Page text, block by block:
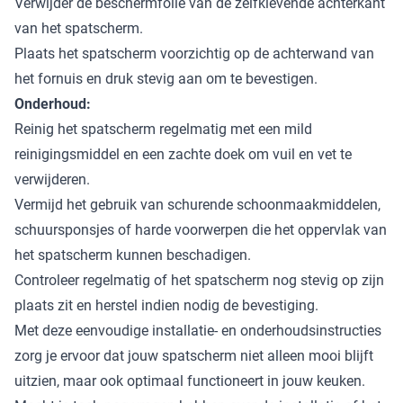
van het spatscherm.
Plaats het spatscherm voorzichtig op de achterwand van
het fornuis en druk stevig aan om te bevestigen.
Onderhoud:
Reinig het spatscherm regelmatig met een mild
reinigingsmiddel en een zachte doek om vuil en vet te
verwijderen.
Vermijd het gebruik van schurende schoonmaakmiddelen,
schuursponsjes of harde voorwerpen die het oppervlak van
het spatscherm kunnen beschadigen.
Controleer regelmatig of het spatscherm nog stevig op zijn
plaats zit en herstel indien nodig de bevestiging.
Met deze eenvoudige installatie- en onderhoudsinstructies
zorg je ervoor dat jouw spatscherm niet alleen mooi blijft
uitzien, maar ook optimaal functioneert in jouw keuken.